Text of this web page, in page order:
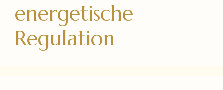
energetische
Regulation